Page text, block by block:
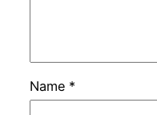
Name *